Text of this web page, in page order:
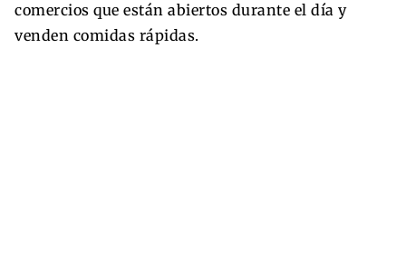
comercios que están abiertos durante el día y
venden comidas rápidas.